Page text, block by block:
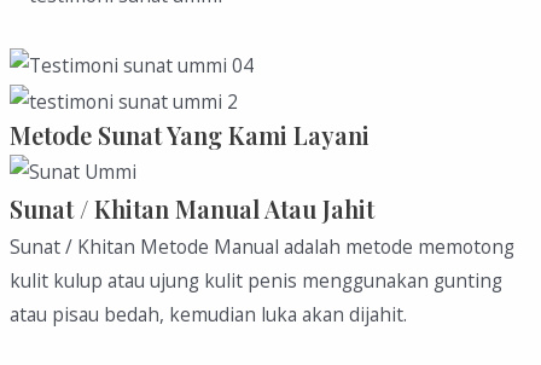
Metode Sunat Yang Kami Layani
Sunat / Khitan Manual Atau Jahit
Sunat / Khitan Metode Manual adalah metode memotong
kulit kulup atau ujung kulit penis menggunakan gunting
atau pisau bedah, kemudian luka akan dijahit.